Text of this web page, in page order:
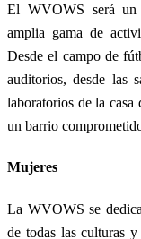
El WVOWS será un
amplia gama de
Desde el campo de
auditorios, desde las
laboratorios de la casa
un barrio
Mujeres
La WVOWS se
de todas las culturas